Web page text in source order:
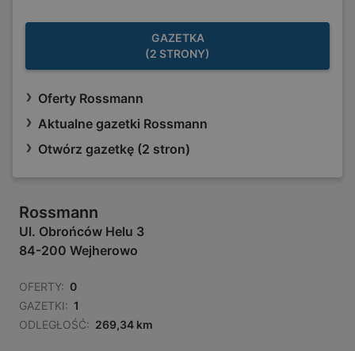
GAZETKA
(2 STRONY)
Oferty Rossmann
Aktualne gazetki Rossmann
Otwórz gazetkę (2 stron)
Rossmann
Ul. Obrońców Helu 3
84-200 Wejherowo
OFERTY: 0
GAZETKI: 1
ODLEGŁOŚĆ: 269,34 km